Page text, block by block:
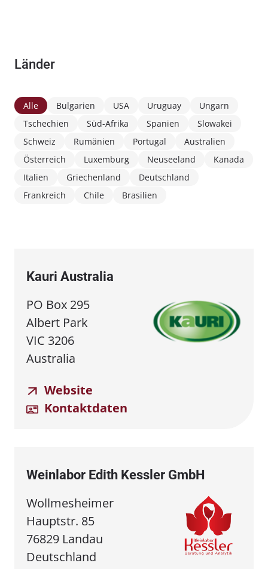
Länder
Alle Bulgarien USA Uruguay
Ungarn
Tschechien
Süd-Afrika Spanien
Slowakei
Schweiz
Rumänien Portugal
Australien
Österreich
Luxemburg Neuseeland
Kanada
Italien
Griechenland
Deutschland
Frankreich
Chile Brasilien
Kauri Australia
PO Box 295
Albert Park
VIC 3206
Australia
Website
Kontaktdaten
Weinlabor Edith Kessler GmbH
Wollmesheimer
Hauptstr. 85
76829 Landau
Deutschland